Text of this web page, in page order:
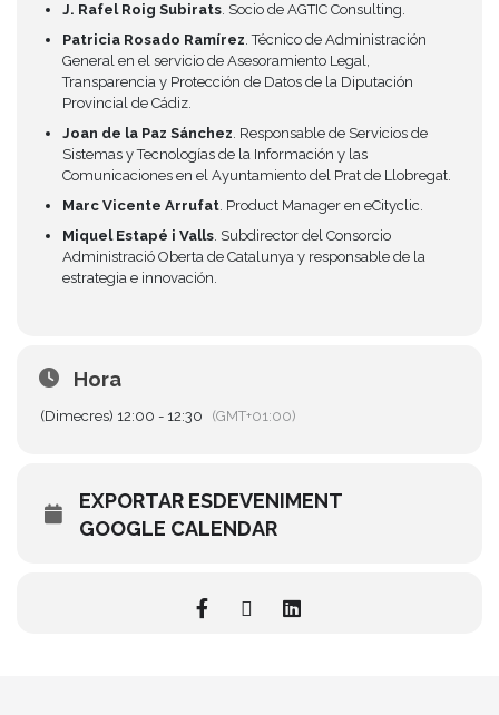
J. Rafel Roig Subirats. Socio de AGTIC Consulting.
Patricia Rosado Ramírez. Técnico de Administración
General en el servicio de Asesoramiento Legal,
Transparencia y Protección de Datos de la Diputación
Provincial de Cádiz.
Joan de la Paz Sánchez. Responsable de Servicios de
Sistemas y Tecnologías de la Información y las
Comunicaciones en el Ayuntamiento del Prat de Llobregat.
Marc Vicente Arrufat. Product Manager en eCityclic.
Miquel Estapé i Valls. Subdirector del Consorcio
Administració Oberta de Catalunya y responsable de la
estrategia e innovación.
Hora
(Dimecres) 12:00 - 12:30 (GMT+01:00)
EXPORTAR ESDEVENIMENT
GOOGLE CALENDAR